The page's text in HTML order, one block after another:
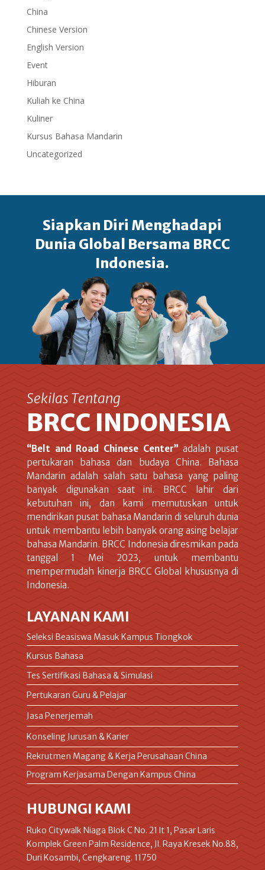
China
Chinese Version
English Version
Event
Hiburan
Kuliah ke China
Kuliner
Kursus Bahasa Mandarin
Uncategorized
Siapkan Diri Menghadapi
Dunia Global Bersama BRCC
Indonesia.
Sekilas Tentang
BRCC INDONESIA
“Belt and Road Chinese Center” adalah pusat
pertukaran bahasa dan budaya China. Bahasa
Mandarin adalah salah satu bahasa yang paling
banyak digunakan saat ini. BRCC lahir dari
kebutuhan ini, dan kami memutuskan untuk
mendirikan pusat bahasa Mandarin di seluruh dunia
untuk membantu lebih banyak orang asing belajar
bahasa Mandarin. BRCC Indonesia diresmikan pada
tanggal 1 Mei 2023, untuk membantu
mempermudah kinerja BRCC Global khususnya di
Indonesia.
LAYANAN KAMI
Seleksi Beasiswa Masuk Kampus Tiongkok
Kursus Bahasa
Tes Sertifikasi Bahasa & Simulasi
Pertukaran Guru & Pelajar
Jasa Penerjemah
Konseling Jurusan & Karier
Rekrutmen Magang & Kerja Perusahaan China
Program Kerjasama Dengan Kampus China
HUBUNGI KAMI
Ruko Citywalk Niaga Blok C No. 21 lt 1, Pasar Laris
Komplek Green Palm Residence, Jl. Raya Kresek No.88,
Duri Kosambi, Cengkareng. 11750